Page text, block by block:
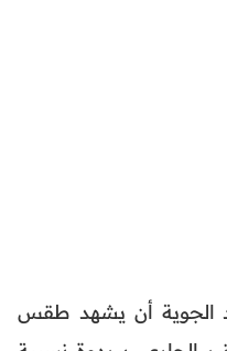
الجوية أن يشهد طقس